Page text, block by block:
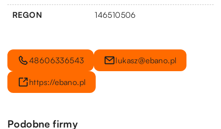
REGON 146510506
48606336543 lukasz@ebano.pl
https://ebano.pl
Podobne firmy